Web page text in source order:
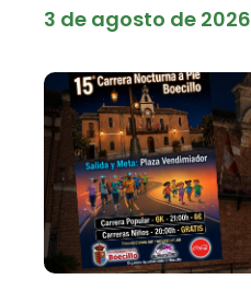
3 de agosto de 2026